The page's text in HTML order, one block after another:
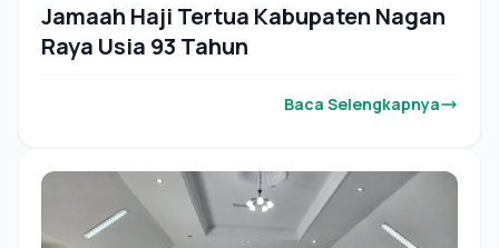
Jamaah Haji Tertua Kabupaten Nagan
Raya Usia 93 Tahun
Baca Selengkapnya